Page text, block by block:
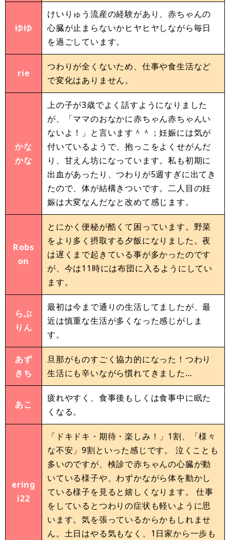
ゆゆ
けいりゅう流産の経験があり、赤ちゃんの
心臓が止まらないかヒヤヒヤしながら毎日
を過ごしています。
rie
つわりが全くないため、仕事や食生活など
で変化はありません。
かな
かな
上の子が3歳でよく話すようになりました
が、「ママのおなかに赤ちゃん赤ちゃんい
ないよ！」と言います＾＾；妊娠には気が
付いているようで、抱っこをよくせがんだ
り、甘えん坊になっています。私も初期に
出血があったり、つわりが5週すぎに出てき
たので、体が結構きついです。二人目の妊
娠は大変なんだなと改めて感じます。
Robs
on
とにかく便秘が酷くて困っています。野菜
をより多く摂取する夕飯になりました。夜
は遅くまで起きている事が多かったのです
が、今は11時には布団に入るようにしてい
ます。
らぶ
りん
最初は今まで通りの生活してましたが、最
近は慎重な生活が多くなった感じがしま
す。
あず
きち
旦那がものすごく協力的になった！つわり
生活にも辛いながら慣れてきました…
あこ
疲れやすく、食事後もしくは食事中に眠た
くなる。
ering
i22
「ドキドキ・期待・楽しみ！」1割、「様々
な不安」9割といった感じです。 泣くことも
多いのですが、検診で赤ちゃんの心臓が動
いている様子や、わずかながら体を動かし
ている様子を見ると嬉しくなります。 仕事
をしているとつわりの症状も軽いように思
います。気を張っているからかもしれませ
ん。土日はやる気もなく、1日家から一歩も